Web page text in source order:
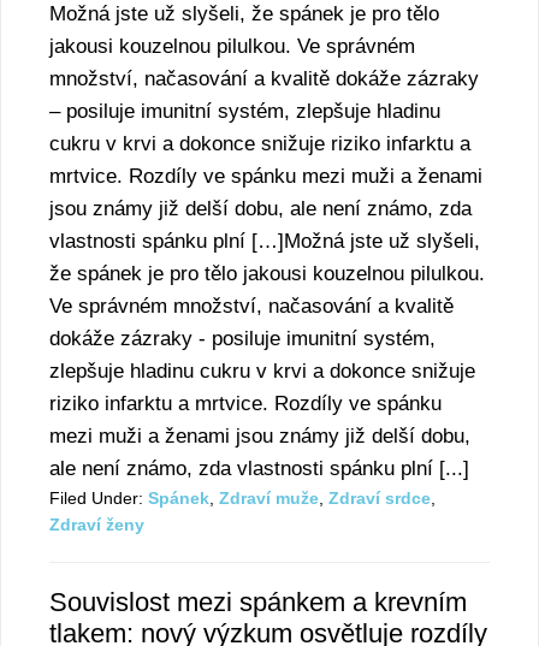
Možná jste už slyšeli, že spánek je pro tělo
jakousi kouzelnou pilulkou. Ve správném
množství, načasování a kvalitě dokáže zázraky
– posiluje imunitní systém, zlepšuje hladinu
cukru v krvi a dokonce snižuje riziko infarktu a
mrtvice. Rozdíly ve spánku mezi muži a ženami
jsou známy již delší dobu, ale není známo, zda
vlastnosti spánku plní […]Možná jste už slyšeli,
že spánek je pro tělo jakousi kouzelnou pilulkou.
Ve správném množství, načasování a kvalitě
dokáže zázraky - posiluje imunitní systém,
zlepšuje hladinu cukru v krvi a dokonce snižuje
riziko infarktu a mrtvice. Rozdíly ve spánku
mezi muži a ženami jsou známy již delší dobu,
ale není známo, zda vlastnosti spánku plní [...]
Filed Under: Spánek Zdraví muže Zdraví srdce
Zdraví ženy
Souvislost mezi spánkem a krevním
tlakem: nový výzkum osvětluje rozdíly